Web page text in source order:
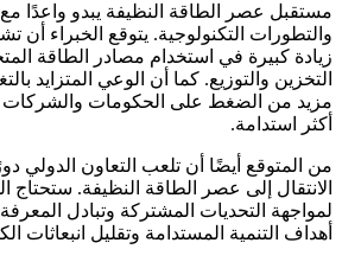
مستقبل عصر الطاقة النظيفة يبدو واعدًا مع
والتطورات التكنولوجية. يتوقع الخبراء أن
زيادة كبيرة في استخدام مصادر الطاقة
التخزين والتوزيع. كما أن الوعي المتزايد
مزيد من الضغط على الحكومات والشركات
أكثر استدامة.
من المتوقع أيضًا أن تلعب التعاون الدولي
الانتقال إلى عصر الطاقة النظيفة. ستحتاج
لمواجهة التحديات المشتركة وتبادل المعرفة
أهداف التنمية المستدامة وتقليل انبعاثات